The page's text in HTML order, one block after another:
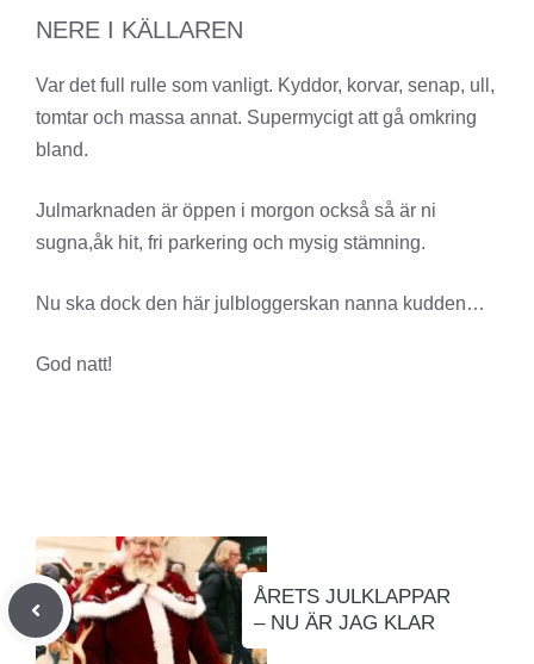
NERE I KÄLLAREN
Var det full rulle som vanligt. Kyddor, korvar, senap, ull,
tomtar och massa annat. Supermycigt att gå omkring
bland.
Julmarknaden är öppen i morgon också så är ni
sugna,åk hit, fri parkering och mysig stämning.
Nu ska dock den här julbloggerskan nanna kudden…
God natt!
ÅRETS JULKLAPPAR
– NU ÄR JAG KLAR